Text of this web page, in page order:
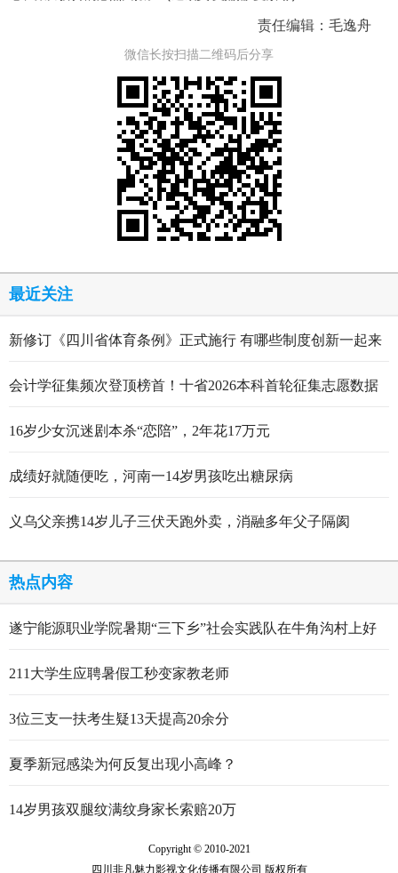
责任编辑：毛逸舟
微信长按扫描二维码后分享
最近关注
新修订《四川省体育条例》正式施行 有哪些制度创新一起来
会计学征集频次登顶榜首！十省2026本科首轮征集志愿数据
16岁少女沉迷剧本杀“恋陪”，2年花17万元
成绩好就随便吃，河南一14岁男孩吃出糖尿病
义乌父亲携14岁儿子三伏天跑外卖，消融多年父子隔阂
热点内容
遂宁能源职业学院暑期“三下乡”社会实践队在牛角沟村上好
211大学生应聘暑假工秒变家教老师
3位三支一扶考生疑13天提高20余分
夏季新冠感染为何反复出现小高峰？
14岁男孩双腿纹满纹身家长索赔20万
Copyright © 2010-2021
四川非凡魅力影视文化传播有限公司 版权所有